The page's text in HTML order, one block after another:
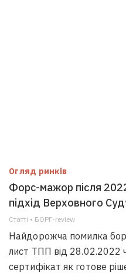
Огляд ринків
Форс-мажор після
підхід Верховного
Статті • БОРГ-review
Найдорожча помилка
лист ТПП від 28.02.2022
сертифікат як готове